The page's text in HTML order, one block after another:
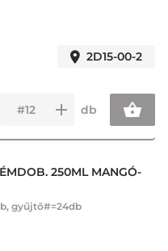
2D15-00-2
db
250ML MANGÓ-
gyűjtő#=24db